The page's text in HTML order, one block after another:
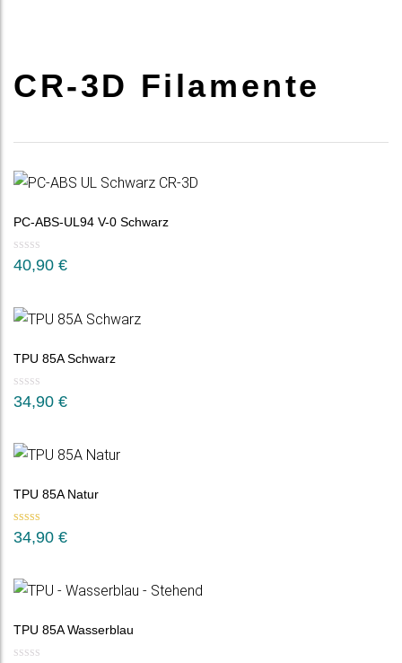
CR-3D Filamente
PC-ABS-UL94 V-0 Schwarz
40,90 €
TPU 85A Schwarz
34,90 €
TPU 85A Natur
Bewertet mit
5.00von 5
34,90 €
TPU 85A Wasserblau